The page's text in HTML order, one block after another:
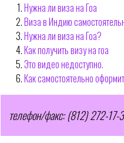
Нужна ли виза на Гоа
Виза в Индию
Нужна ли виза на Гоа?
Как получить визу на гоа
Это видео недоступно.
Как самостоятельно
телефон/факс: (812) 272-